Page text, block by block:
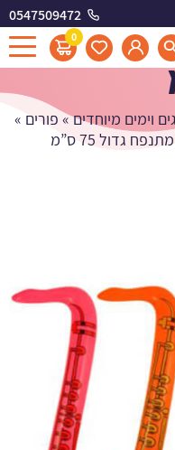
0547509472
0 סקסופון מתנפח גדול 75
וימים מיוחדים» פורים »
גדול 75 ס”מ